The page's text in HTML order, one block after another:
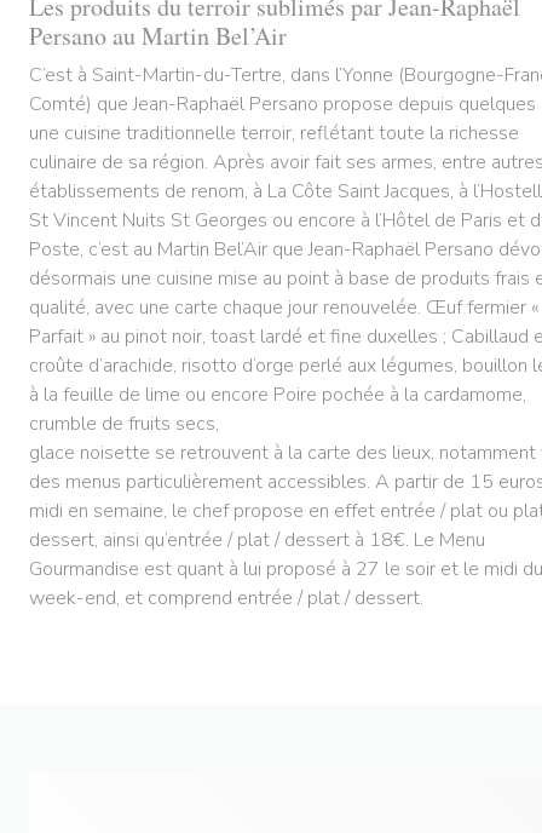
Les produits du terroir sublimés par Jean-Raphaël
Persano au Martin Bel’Air
C’est à Saint-Martin-du-Tertre, dans l’Yonne (Bourgogne-
Comté) que Jean-Raphaël Persano propose depuis quelques
une cuisine traditionnelle terroir, reflétant toute la richesse
culinaire de sa région. Après avoir fait ses armes, entre
établissements de renom, à La Côte Saint Jacques, à
St Vincent Nuits St Georges ou encore à l’Hôtel de Paris et
Poste, c’est au Martin Bel’Air que Jean-Raphaël Persano
désormais une cuisine mise au point à base de produits frais
qualité, avec une carte chaque jour renouvelée. Œuf fermier «
Parfait » au pinot noir, toast lardé et fine duxelles ; Cabillaud
croûte d’arachide, risotto d’orge perlé aux légumes, bouillon
à la feuille de lime ou encore Poire pochée à la cardamome,
crumble de fruits secs,
glace noisette se retrouvent à la carte des lieux, notamment
des menus particulièrement accessibles. A partir de 15
midi en semaine, le chef propose en effet entrée / plat ou
dessert, ainsi qu’entrée / plat / dessert à 18€. Le Menu
Gourmandise est quant à lui proposé à 27 le soir et le midi du
week-end, et comprend entrée / plat / dessert.